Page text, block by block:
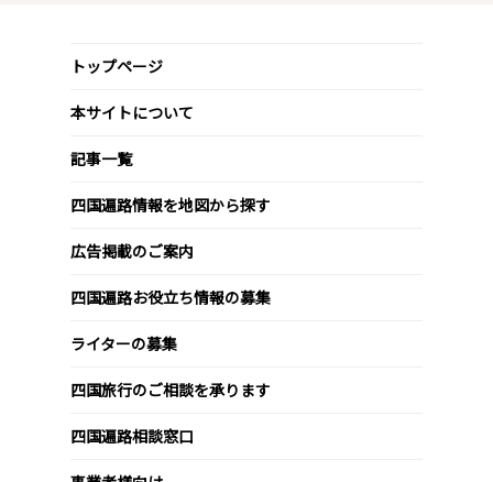
トップページ
本サイトについて
記事一覧
四国遍路情報を地図から探す
広告掲載のご案内
四国遍路お役立ち情報の募集
ライターの募集
四国旅行のご相談を承ります
四国遍路相談窓口